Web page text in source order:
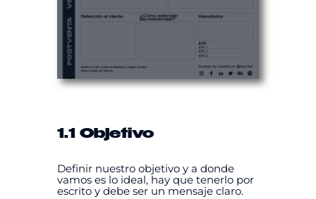
1.1 Objetivo
Definir nuestro objetivo y a donde
vamos es lo ideal, hay que tenerlo por
escrito y debe ser un mensaje claro.